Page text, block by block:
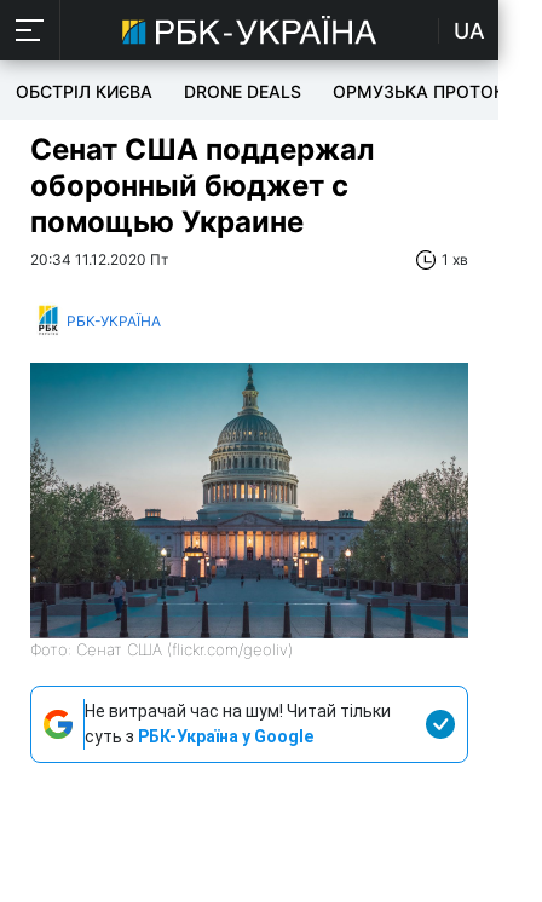
UA
ОБСТРІЛ КИЄВА DRONE DEALS ОРМУЗЬКА ПРОТОКА
Сенат США поддержал
оборонный бюджет с
помощью Украине
20:34 11.12.2020 Пт 1 хв
РБК-УКРАЇНА
Фото: Сенат США (flickr.com/geoliv)
Не витрачай час на шум! Читай тільки
суть з РБК-Україна у Google